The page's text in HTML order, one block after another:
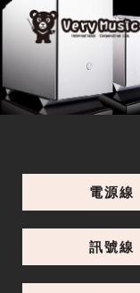
電源線
訊號線